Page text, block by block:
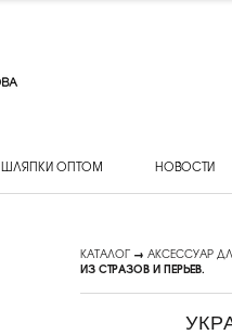
ШЛЯПКИ ОПТОМ НОВОСТИ
КАТАЛОГ →АКСЕССУАР
ИЗ СТРАЗОВ И ПЕРЬЕВ.